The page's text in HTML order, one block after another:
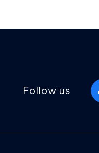
Follow us